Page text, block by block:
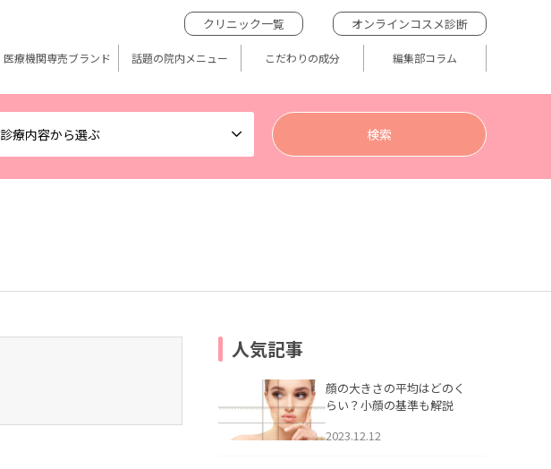
診療内容から選ぶ
クリニック一覧 オンラインコスメ診断
医療機関専売ブランド 話題の院内メニュー こだわりの成分 編集部コラム
人気記事
顔の大きさの平均はどのく
らい？小顔の基準も解説
2023.12.12